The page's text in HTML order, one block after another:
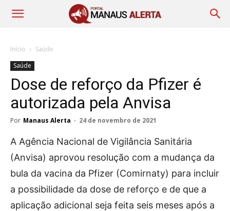
Início
Saúde
Saúde
Dose de reforço da Pfizer é
autorizada pela Anvisa
Por Manaus Alerta - 24 de novembro de 2021
A Agência Nacional de Vigilância Sanitária
(Anvisa) aprovou resolução com a mudança da
bula da vacina da Pfizer (Comirnaty) para incluir
a possibilidade da dose de reforço e de que a
aplicação adicional seja feita seis meses após a